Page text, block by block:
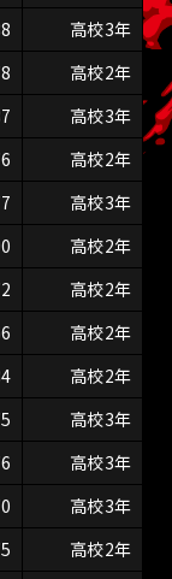
高校3年
高校2年
高校3年
高校2年
高校3年
高校2年
高校2年
高校2年
高校2年
高校3年
高校3年
高校3年
高校2年